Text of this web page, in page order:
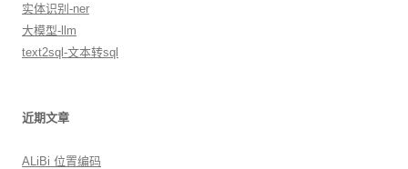
实体识别-ner
大模型-llm
text2sql-文本转sql
近期文章
ALiBi 位置编码